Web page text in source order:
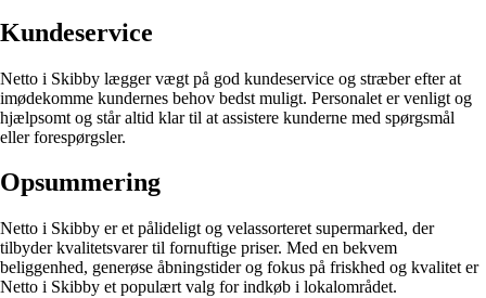
Kundeservice
Netto i Skibby lægger vægt på god kundeservice og stræber efter at
imødekomme kundernes behov bedst muligt. Personalet er venligt og
hjælpsomt og står altid klar til at assistere kunderne med spørgsmål
eller forespørgsler.
Opsummering
Netto i Skibby er et pålideligt og velassorteret supermarked, der
tilbyder kvalitetsvarer til fornuftige priser. Med en bekvem
beliggenhed, generøse åbningstider og fokus på friskhed og kvalitet er
Netto i Skibby et populært valg for indkøb i lokalområdet.